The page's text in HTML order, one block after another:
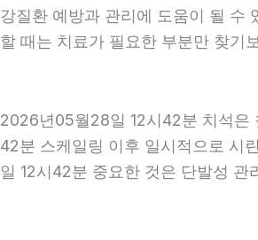
강질환 예방과 관리에 도움이 될 수
할 때는 치료가 필요한 부분만 찾기
2026년05월28일 12시42분 치석은
42분 스케일링 이후 일시적으로 시
일 12시42분 중요한 것은 단발성